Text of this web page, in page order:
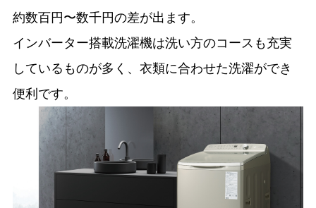
約数百円〜数千円の差が出ます。
インバーター搭載洗濯機は洗い方のコースも充実
しているものが多く、衣類に合わせた洗濯ができ
便利です。